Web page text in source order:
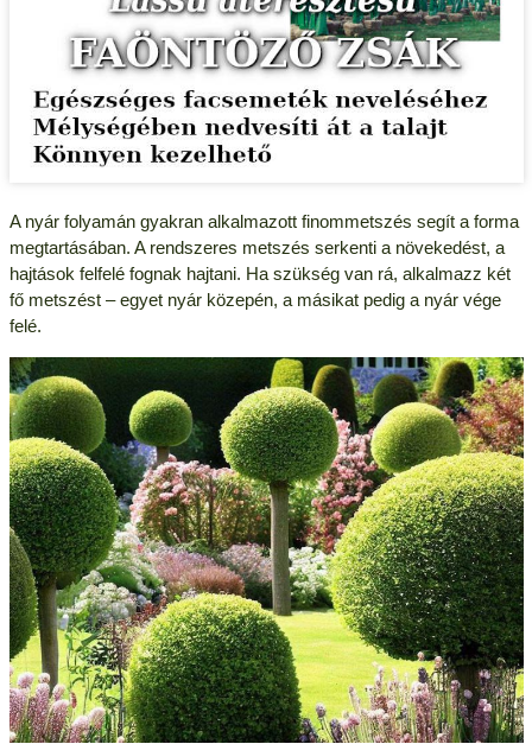
A nyár folyamán gyakran alkalmazott finommetszés segít a forma
megtartásában. A rendszeres metszés serkenti a növekedést, a
hajtások felfelé fognak hajtani. Ha szükség van rá, alkalmazz két
fő metszést – egyet nyár közepén, a másikat pedig a nyár vége
felé.